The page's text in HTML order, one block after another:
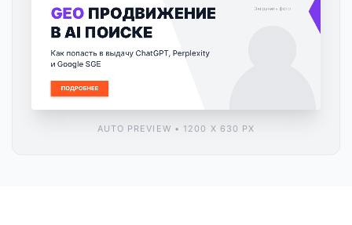
AUTO PREVIEW • 1200 X 630 PX